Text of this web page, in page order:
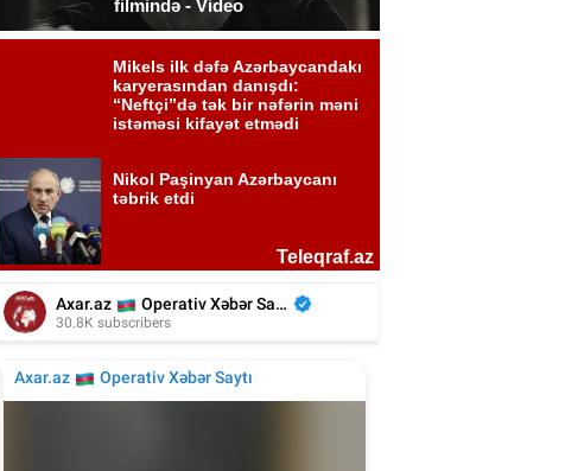
filmində - Video
Türkiyəli aktyor azərbaycanlı rejissorun